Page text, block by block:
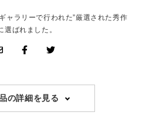
ャラリーで行われた”厳選された秀作
選ばれました。
の詳細を見る